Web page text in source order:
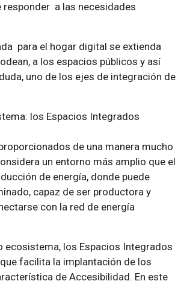
a las necesidades
para el hogar digital se extienda
a los espacios públicos y así
uno de los ejes de integración de
los Espacios Integrados
de una manera mucho
un entorno más amplio que el
de energía, donde puede
capaz de ser productora y
con la red de energía
ecosistema, los Espacios Integrados
facilita la implantación de los
de Accesibilidad. En este